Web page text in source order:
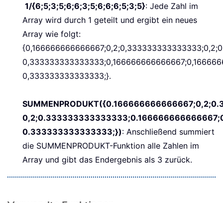
1/{6;5;3;5;6;6;3;5;6;6;6;5;3;5}: Jede Zahl im
Array wird durch 1 geteilt und ergibt ein neues
Array wie folgt:
0,333333333333333;}.
0.333333333333333;}): Anschließend summiert
die SUMMENPRODUKT-Funktion alle Zahlen im
Array und gibt das Endergebnis als 3 zurück.